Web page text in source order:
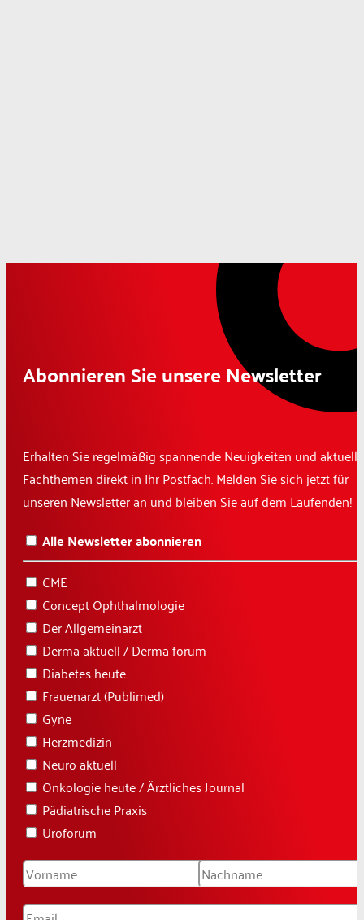
Abonnieren Sie unsere Newsletter
Erhalten Sie regelmäßig spannende Neuigkeiten und aktuelle
Fachthemen direkt in Ihr Postfach. Melden Sie sich jetzt für
unseren Newsletter an und bleiben Sie auf dem Laufenden!
Alle Newsletter abonnieren
CME
Concept Ophthalmologie
Der Allgemeinarzt
Derma aktuell / Derma forum
Diabetes heute
Frauenarzt (Publimed)
Gyne
Herzmedizin
Neuro aktuell
Onkologie heute / Ärztliches Journal
Pädiatrische Praxis
Uroforum